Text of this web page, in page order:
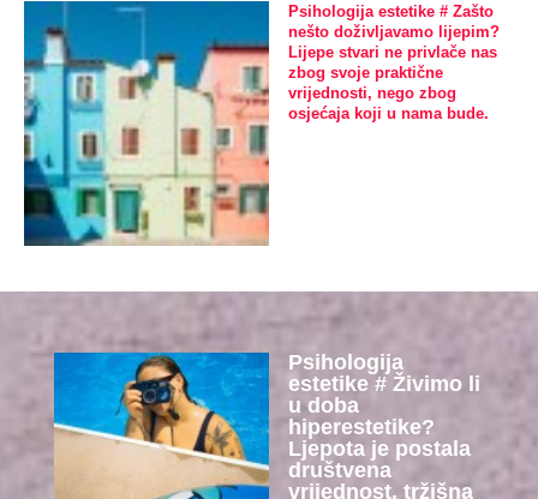
Psihologija estetike # Zašto
nešto doživljavamo lijepim?
Lijepe stvari ne privlače nas
zbog svoje praktične
vrijednosti, nego zbog
osjećaja koji u nama bude.
Psihologija
estetike # Živimo li
u doba
hiperestetike?
Ljepota je postala
društvena
vrijednost, tržišna